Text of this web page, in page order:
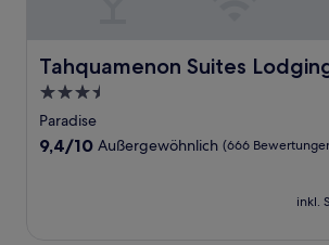
Tahquamenon Suites
Tahquamenon Suites Lodging
3.5-
Sterne-
Unterkunft
Paradise
9.4
9,4/10 Außergewöhnlich (666
inkl.